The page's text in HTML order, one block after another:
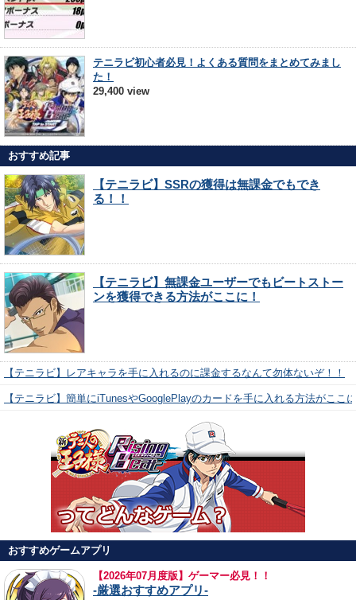
テニラビ初心者必見！よくある質問をまとめてみまし
た！
29,400 view
おすすめ記事
【テニラビ】SSRの獲得は無課金でもでき
る！！
【テニラビ】無課金ユーザーでもビートストー
ンを獲得できる方法がここに！
【テニラビ】レアキャラを手に入れるのに課金するなんて勿体ないぞ！！
【テニラビ】簡単にiTunesやGooglePlayのカードを手に入れる方法がここ
おすすめゲームアプリ
【2026年07月度版】ゲーマー必見！！
-厳選おすすめアプリ-